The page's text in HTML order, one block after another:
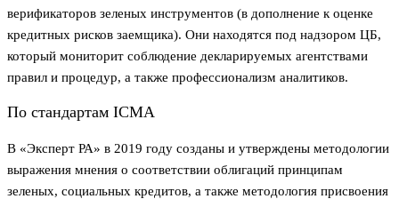
верификаторов зеленых инструментов (в дополнение к оценке
кредитных рисков заемщика). Они находятся под надзором ЦБ,
который мониторит соблюдение декларируемых агентствами
правил и процедур, а также профессионализм аналитиков.
По стандартам ICMA
В «Эксперт РА» в 2019 году созданы и утверждены методологии
выражения мнения о соответствии облигаций принципам
зеленых, социальных кредитов, а также методология присвоения